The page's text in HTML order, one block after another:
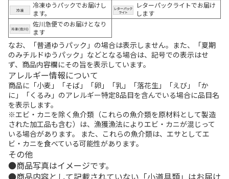
冷凍ゆうパックでお届けし
ます。
レターパックライトでお届け
します
佐川急便でのお届けとなり
ます
なお、「普通ゆうパック」の場合は表示しません。また、「夏期
のみチルドゆうパック」などとなる場合は、記号での表示はせ
ず、商品内容欄にその旨を表示しています。
アレルギー情報について
商品に「小麦」「そば」「卵」「乳」「落花生」「えび」「か
に」「くるみ」のアレルギー特定8品目を含んでいる場合に品目名
を表示します。
※エビ・カニを除く魚介類（これらの魚介類を原材料として製造
された加工品も含む）は、漁獲漁法によりエビ・カニが混じって
いる場合があります。 また、これらの魚介類は、エサとしてエ
ビ・カニを食べている可能性があります。
その他
商品写真はイメージです。
商品内容として記載されていない「小道具類」はお届け